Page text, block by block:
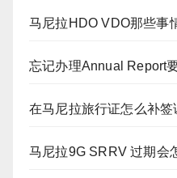
马尼拉HDO VDO那些事
忘记办理Annual Report
在马尼拉旅行证怎么补签
马尼拉9G SRRV 过期会